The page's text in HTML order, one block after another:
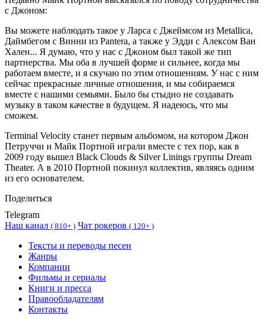
с Джоном:
Вы можете наблюдать такое у Ларса с Джеймсом из Metallica,
Даймбегом с Винни из Pantera, а также у Эдди с Алексом Ван
Хален... Я думаю, что у нас с Джоном был такой же тип
партнерства. Мы оба в лучшей форме и сильнее, когда мы
работаем вместе, и я скучаю по этим отношениям. У нас с ним
сейчас прекрасные личные отношения, и мы собираемся
вместе с нашими семьями. Было бы стыдно не создавать
музыку в таком качестве в будущем. Я надеюсь, что мы
сможем.
Terminal Velocity станет первым альбомом, на котором Джон
Петруччи и Майк Портной играли вместе с тех пор, как в
2009 году вышел Black Clouds & Silver Linings группы Dream
Theater. А в 2010 Портной покинул коллектив, являясь одним
из его основателем.
Поделиться
Telegram
Наш канал ( 810+ ) Чат рокеров ( 120+ )
Тексты и переводы песен
Жанры
Компании
Фильмы и сериалы
Книги и пресса
Правообладателям
Контакты